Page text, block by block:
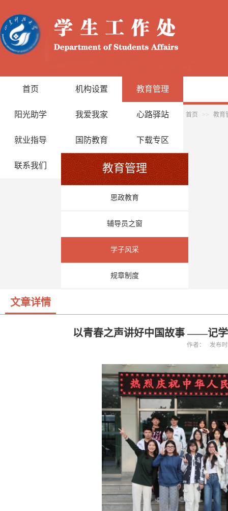
首页 机构设置 教育管理
阳光助学 我爱我家 心路驿站
就业指导 国防教育 下载专区
联系我们
首页 >> 教育
教育管理
思政教育
辅导员之窗
学子风采
规章制度
文章详情
以青春之声讲好中国故事 ——记学
作者： 发布